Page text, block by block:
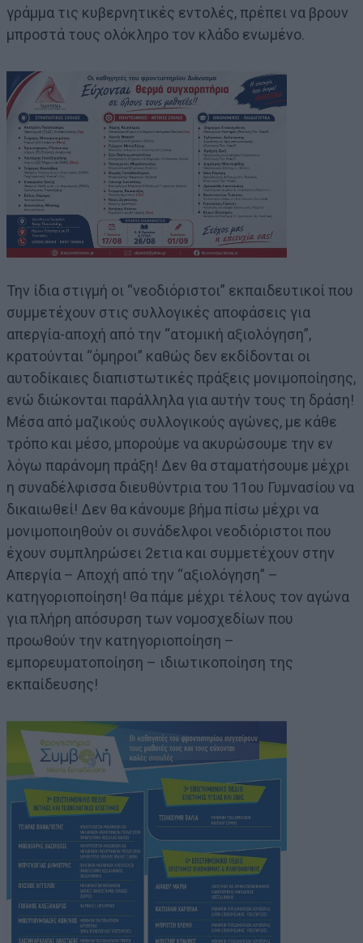
γράμμα τις κυβερνητικές εντολές, πρέπει να βρουν
μπροστά τους ολόκληρο τον κλάδο ενωμένο.
Την ίδια στιγμή οι “νεοδιόριστοι” εκπαιδευτικοί που
συμμετέχουν στις συλλογικές αποφάσεις για
απεργία-αποχή από την “ατομική αξιολόγηση”,
κρατούνται “όμηροι” καθώς δεν εκδίδονται οι
αυτοδίκαιες διαπιστωτικές πράξεις μονιμοποίησης,
ενώ διώκονται παράλληλα για αυτήν τους τη δράση!
Μέσα από μαζικούς συλλογικούς αγώνες, με κάθε
τρόπο και μέσο, μπορούμε να ακυρώσουμε την εν
λόγω παράνομη πράξη! Δεν θα σταματήσουμε μέχρι
η συναδέλφισσα διευθύντρια του 11ου Γυμνασίου να
δικαιωθεί! Δεν θα κάνουμε βήμα πίσω μέχρι να
μονιμοποιηθούν οι συνάδελφοι νεοδιόριστοι που
έχουν συμπληρώσει 2ετια και συμμετέχουν στην
Απεργία – Αποχή από την “αξιολόγηση” –
κατηγοριοποίηση! Θα πάμε μέχρι τέλους τον αγώνα
για πλήρη απόσυρση των νομοσχεδίων που
προωθούν την κατηγοριοποίηση –
εμπορευματοποίηση – ιδιωτικοποίηση της
εκπαίδευσης!